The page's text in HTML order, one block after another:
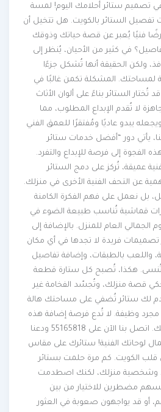
نبدأ في تصميم ستائر أحلامك اليوم! لمسة
الستائر بالكويت. هل تتخيل أن
يُعبر عن قصة حياتك وذوقك
في كثير من الأحيان، يُنظر إلى
ولكن الحقيقة أنها تُشكل جزءًا
المشكلة تكمن غالبًا في
الستائر بناءً على ألوان الأثاث
لا تُقدم الإبداع المطلوب، مما
يبدو عاديًا ومُفتقرًا للعمق الفني
يأتي دور “أفضل خدمات ستائر
إلى فرصة للإبداع والتفرد.
تُركز على دمج الستائر
التحف الفنية الأخرى في منزلك.
نعمل على فهم الفكرة الكامنة
قماشية تُناسب طبيعة الضوء في
العام للمنزل. بالإضافة إلى
فريدة لا تجدها في أي مكان
بالطبقات، وإضافة تفاصيل
هكذا، تُصبح كل ستارة قطعة
منزلك، وتُجسّد الفخامة غير
لك ستائر تُضفي على مساحتك هالة
وظيفة. لا تُدع فرصة إضافة هذه
اللمسة الفنية الفريدة تفوتك. اتصل بنا الآن على 55165818 ودعنا
الفنية! ستائرك على مقاس
الكويت. كم مرة حلمت بستائر
منزلك، لكنك اصطدمت
مضطرين للاختيار من بين
قد يواجهون صعوبة في العثور